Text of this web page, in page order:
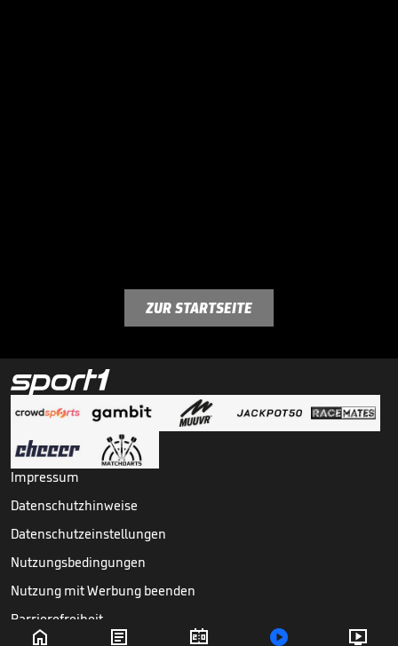
    
ZUR STARTSEITE
Impressum
Datenschutzhinweise
Datenschutzeinstellungen
Nutzungsbedingungen
Nutzung mit Werbung beenden
Barrierefreiheit